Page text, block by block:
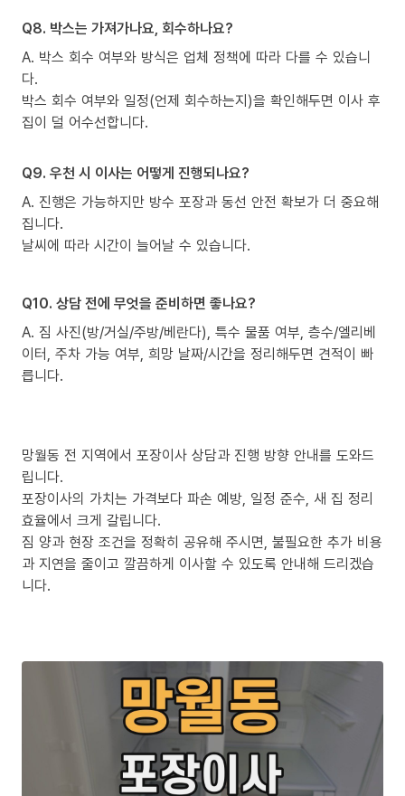
Q8. 박스는 가져가나요, 회수하나요?
A. 박스 회수 여부와 방식은 업체 정책에 따라 다를 수 있습니
다.
박스 회수 여부와 일정(언제 회수하는지)을 확인해두면 이사 후
집이 덜 어수선합니다.
Q9. 우천 시 이사는 어떻게 진행되나요?
A. 진행은 가능하지만 방수 포장과 동선 안전 확보가 더 중요해
집니다.
날씨에 따라 시간이 늘어날 수 있습니다.
Q10. 상담 전에 무엇을 준비하면 좋나요?
A. 짐 사진(방/거실/주방/베란다), 특수 물품 여부, 층수/엘리베
이터, 주차 가능 여부, 희망 날짜/시간을 정리해두면 견적이 빠
릅니다.
망월동 전 지역에서 포장이사 상담과 진행 방향 안내를 도와드
립니다.
포장이사의 가치는 가격보다 파손 예방, 일정 준수, 새 집 정리
효율에서 크게 갈립니다.
짐 양과 현장 조건을 정확히 공유해 주시면, 불필요한 추가 비용
과 지연을 줄이고 깔끔하게 이사할 수 있도록 안내해 드리겠습
니다.